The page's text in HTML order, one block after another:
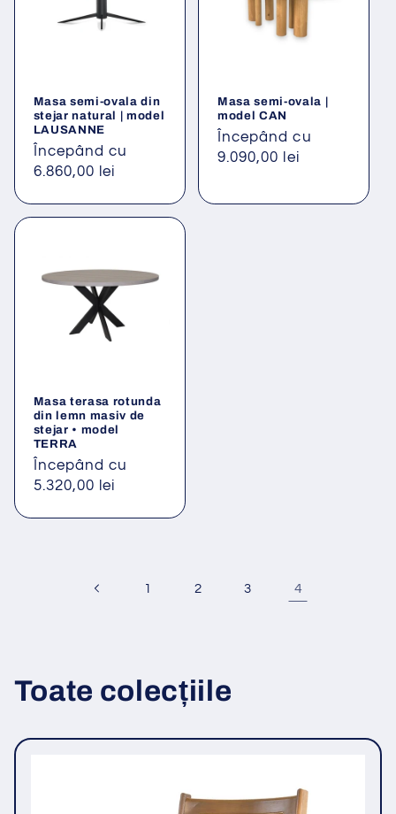
Masa semi-ovala din
stejar natural | model
LAUSANNE
Preț
obișnuit
Începând cu
6.860,00 lei
Masa semi-ovala |
model CAN
Preț
obișnuit
Începând cu
9.090,00 lei
Masa terasa rotunda
din lemn masiv de
stejar • model
TERRA
Preț
obișnuit
Începând cu
5.320,00 lei
1 2 3 4
Toate colecțiile